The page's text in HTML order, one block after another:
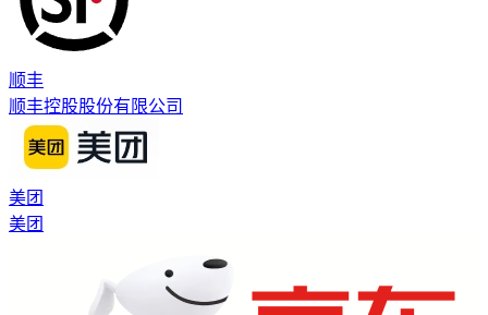
顺丰
顺丰控股股份有限公司
美团
美团